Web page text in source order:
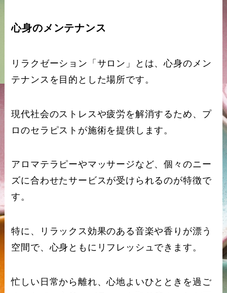
心身のメンテナンス
リラクゼーション「サロン」とは、心身のメン
テナンスを目的とした場所です。
現代社会のストレスや疲労を解消するため、プ
ロのセラピストが施術を提供します。
アロマテラピーやマッサージなど、個々のニー
ズに合わせたサービスが受けられるのが特徴で
す。
特に、リラックス効果のある音楽や香りが漂う
空間で、心身ともにリフレッシュできます。
忙しい日常から離れ、心地よいひとときを過ご